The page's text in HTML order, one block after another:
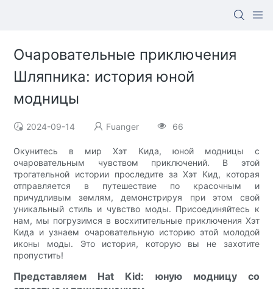
Очаровательные приключения
Шляпника: история юной
модницы
2024-09-14 Fuanger 66
Окунитесь в мир Хэт Кида, юной модницы с
очаровательным чувством приключений. В этой
трогательной истории проследите за Хэт Кид, которая
отправляется в путешествие по красочным и
причудливым землям, демонстрируя при этом свой
уникальный стиль и чувство моды. Присоединяйтесь к
нам, мы погрузимся в восхитительные приключения Хэт
Кида и узнаем очаровательную историю этой молодой
иконы моды. Это история, которую вы не захотите
пропустить!
Представляем Hat Kid: юную модницу со